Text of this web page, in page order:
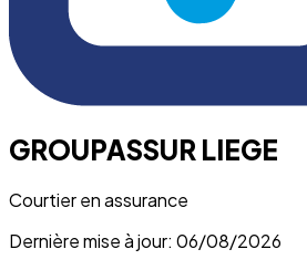
GROUPASSUR LIEGE
Courtier en assurance
Dernière mise à jour: 06/08/2026